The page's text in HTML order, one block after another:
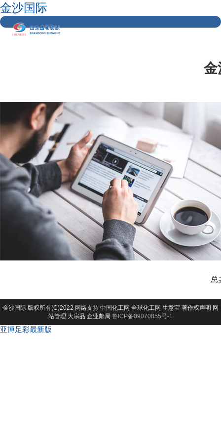
金沙国际
金
总
金沙国际 版权所有(C)2022 网络支持 中国化工网 全球化工网 生意宝 著作权声明 网
站管理 大宗品 企业邮局 鲁ICP备09070855号-1
亚博足彩最新版